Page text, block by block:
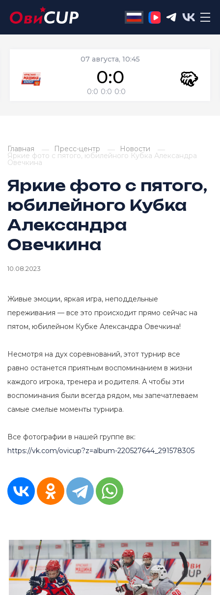
07 августа, 10:45
0:0
0:0 0:0 0:0
Главная Пресс-центр Новости
Яркие фото с пятого, юбилейного Кубка Александра
Овечкина
Яркие фото с пятого,
юбилейного Кубка
Александра
Овечкина
10.08.2023
Живые эмоции, яркая игра, неподдельные
переживания — все это происходит прямо сейчас на
пятом, юбилейном Кубке Александра Овечкина!
Несмотря на дух соревнований, этот турнир все
равно останется приятным воспоминанием в жизни
каждого игрока, тренера и родителя. А чтобы эти
воспоминания были всегда рядом, мы запечатлеваем
самые смелые моменты турнира.
Все фотографии в нашей группе вк:
https://vk.com/ovicup?z=album-220527644_291578305